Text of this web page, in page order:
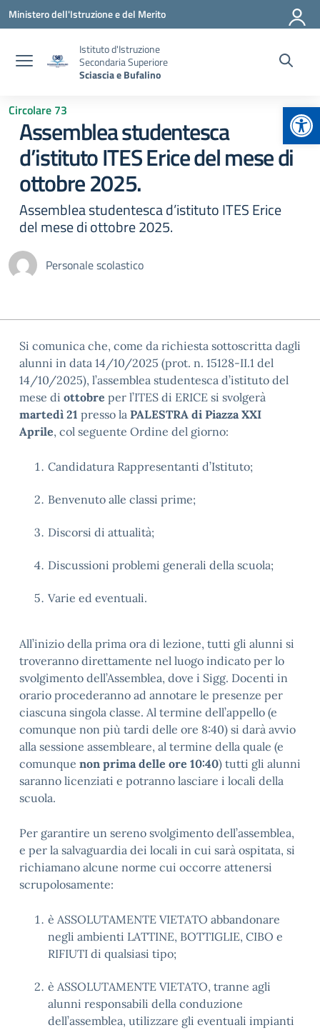
Vai ai contenuti
Vai al menu di navigazione
Vai al footer
Ministero dell'Istruzione e del Merito
Istituto d'Istruzione
Secondaria Superiore
Sciascia e Bufalino
Circolare 73
Assemblea studentesca
d’istituto ITES Erice del mese di
ottobre 2025.
Assemblea studentesca d’istituto ITES Erice
del mese di ottobre 2025.
Personale scolastico
Si comunica che, come da richiesta sottoscritta dagli
alunni in data 14/10/2025 (prot. n. 15128-II.1 del
14/10/2025), l’assemblea studentesca d’istituto del
mese di ottobre per l’ITES di ERICE si svolgerà
martedì 21 presso la PALESTRA di Piazza XXI
Aprile, col seguente Ordine del giorno:
Candidatura Rappresentanti d’Istituto;
Benvenuto alle classi prime;
Discorsi di attualità;
Discussioni problemi generali della scuola;
Varie ed eventuali.
All’inizio della prima ora di lezione, tutti gli alunni si
troveranno direttamente nel luogo indicato per lo
svolgimento dell’Assemblea, dove i Sigg. Docenti in
orario procederanno ad annotare le presenze per
ciascuna singola classe. Al termine dell’appello (e
comunque non più tardi delle ore 8:40) si darà avvio
alla sessione assembleare, al termine della quale (e
comunque non prima delle ore 10:40) tutti gli alunni
saranno licenziati e potranno lasciare i locali della
scuola.
Per garantire un sereno svolgimento dell’assemblea,
e per la salvaguardia dei locali in cui sarà ospitata, si
richiamano alcune norme cui occorre attenersi
scrupolosamente:
è ASSOLUTAMENTE VIETATO abbandonare
negli ambienti LATTINE, BOTTIGLIE, CIBO e
RIFIUTI di qualsiasi tipo;
è ASSOLUTAMENTE VIETATO, tranne agli
alunni responsabili della conduzione
dell’assemblea, utilizzare gli eventuali impianti